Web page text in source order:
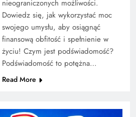
nieograniczonych możliwości.
Dowiedz się, jak wykorzystać moc
swojego umysłu, aby osiągnąć
finansową obfitość i spełnienie w
życiu! Czym jest podświadomość?
Podświadomość to potężna…
Read More